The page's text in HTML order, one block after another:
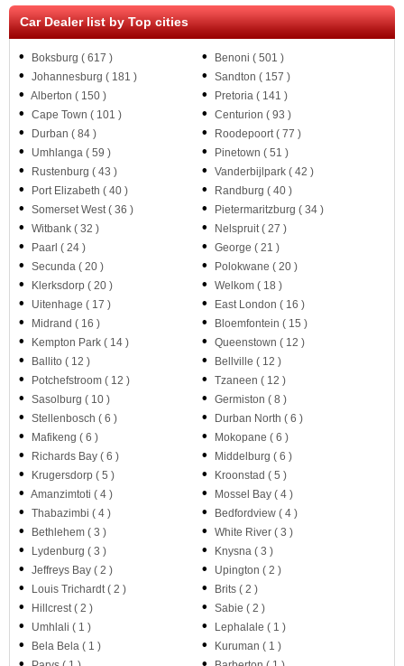
Car Dealer list by Top cities
• Boksburg ( 617 ) • Benoni ( 501 )
• Johannesburg ( 181 ) • Sandton ( 157 )
• Alberton ( 150 ) • Pretoria ( 141 )
• Cape Town ( 101 ) • Centurion ( 93 )
• Durban ( 84 ) • Roodepoort ( 77 )
• Umhlanga ( 59 ) • Pinetown ( 51 )
• Rustenburg ( 43 ) • Vanderbijlpark ( 42 )
• Port Elizabeth ( 40 ) • Randburg ( 40 )
• Somerset West ( 36 ) • Pietermaritzburg ( 34 )
• Witbank ( 32 ) • Nelspruit ( 27 )
• Paarl ( 24 ) • George ( 21 )
• Secunda ( 20 ) • Polokwane ( 20 )
• Klerksdorp ( 20 ) • Welkom ( 18 )
• Uitenhage ( 17 ) • East London ( 16 )
• Midrand ( 16 ) • Bloemfontein ( 15 )
• Kempton Park ( 14 ) • Queenstown ( 12 )
• Ballito ( 12 ) • Bellville ( 12 )
• Potchefstroom ( 12 ) • Tzaneen ( 12 )
• Sasolburg ( 10 ) • Germiston ( 8 )
• Stellenbosch ( 6 ) • Durban North ( 6 )
• Mafikeng ( 6 ) • Mokopane ( 6 )
• Richards Bay ( 6 ) • Middelburg ( 6 )
• Krugersdorp ( 5 ) • Kroonstad ( 5 )
• Amanzimtoti ( 4 ) • Mossel Bay ( 4 )
• Thabazimbi ( 4 ) • Bedfordview ( 4 )
• Bethlehem ( 3 ) • White River ( 3 )
• Lydenburg ( 3 ) • Knysna ( 3 )
• Jeffreys Bay ( 2 ) • Upington ( 2 )
• Louis Trichardt ( 2 ) • Brits ( 2 )
• Hillcrest ( 2 ) • Sabie ( 2 )
• Umhlali ( 1 ) • Lephalale ( 1 )
• Bela Bela ( 1 ) • Kuruman ( 1 )